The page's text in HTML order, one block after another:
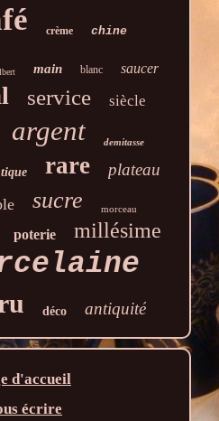
crème chine
main blanc saucer
service siècle
argent demitasse
rare plateau
sucre morceau
poterie millésime
déco antiquité
d'accueil
écrire